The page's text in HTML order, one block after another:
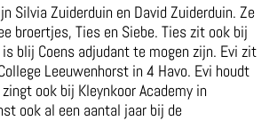
Silvia Zuiderduin en David Zuiderduin. Ze
broertjes, Ties en Siebe. Ties zit ook bij
blij Coens adjudant te mogen zijn. Evi zit
Leeuwenhorst in 4 Havo. Evi houdt
ook bij Kleynkoor Academy in
ook al een aantal jaar bij de